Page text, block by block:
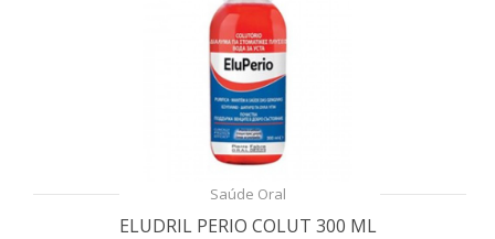
Saúde Oral
ELUDRIL PERIO COLUT 300 ML